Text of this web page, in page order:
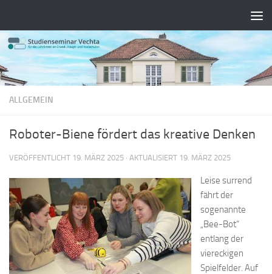
ALLGEMEIN
Roboter-Biene fördert das kreative Denken
VERÖFFENTLICHT 19. MÄRZ 2025 · AKTUALISIERT 19. MÄRZ 2025
Leise surrend
fährt der
sogenannte
„Bee-Bot“
entlang der
viereckigen
Spielfelder. Auf